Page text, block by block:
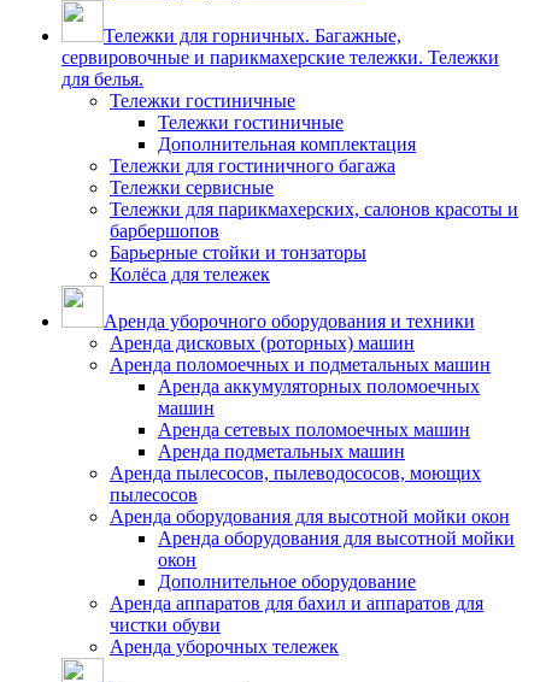
Тележки для горничных. Багажные,
сервировочные и парикмахерские тележки. Тележки
для белья.
Тележки гостиничные
Тележки гостиничные
Дополнительная комплектация
Тележки для гостиничного багажа
Тележки сервисные
Тележки для парикмахерских, салонов красоты и
барбершопов
Барьерные стойки и тонзаторы
Колёса для тележек
Аренда уборочного оборудования и техники
Аренда дисковых (роторных) машин
Аренда поломоечных и подметальных машин
Аренда аккумуляторных поломоечных
машин
Аренда сетевых поломоечных машин
Аренда подметальных машин
Аренда пылесосов, пылеводососов, моющих
пылесосов
Аренда оборудования для высотной мойки окон
Аренда оборудования для высотной мойки
окон
Дополнительное оборудование
Аренда аппаратов для бахил и аппаратов для
чистки обуви
Аренда уборочных тележек